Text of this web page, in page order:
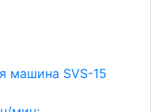
машина SVS-15